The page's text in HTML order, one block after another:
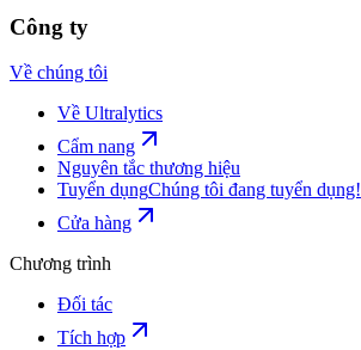
Công ty
Về chúng tôi
Về Ultralytics
Cẩm nang
Nguyên tắc thương hiệu
Tuyển dụngChúng tôi đang tuyển dụng!
Cửa hàng
Chương trình
Đối tác
Tích hợp